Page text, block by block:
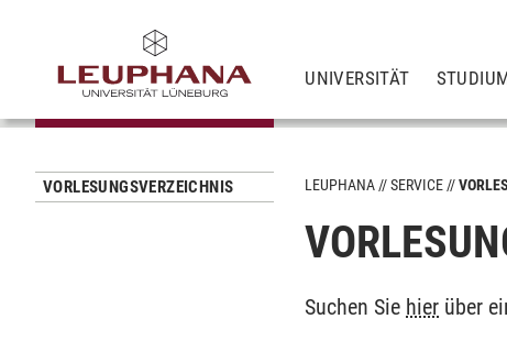
UNIVERSITÄT
VORLESUNGSVERZEICHNIS LEUPHANA SERVICE
Suchen Sie hier über